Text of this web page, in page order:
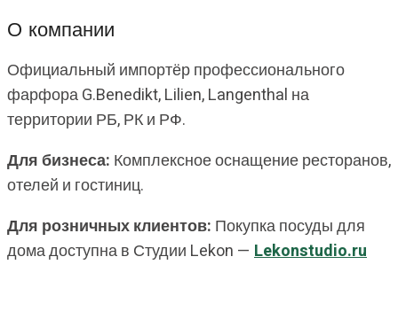
О компании
Официальный импортёр профессионального
фарфора G.Benedikt, Lilien, Langenthal на
территории РБ, РК и РФ.
Для бизнеса: Комплексное оснащение ресторанов,
отелей и гостиниц.
Для розничных клиентов: Покупка посуды для
дома доступна в Студии Lekon — Lekonstudio.ru